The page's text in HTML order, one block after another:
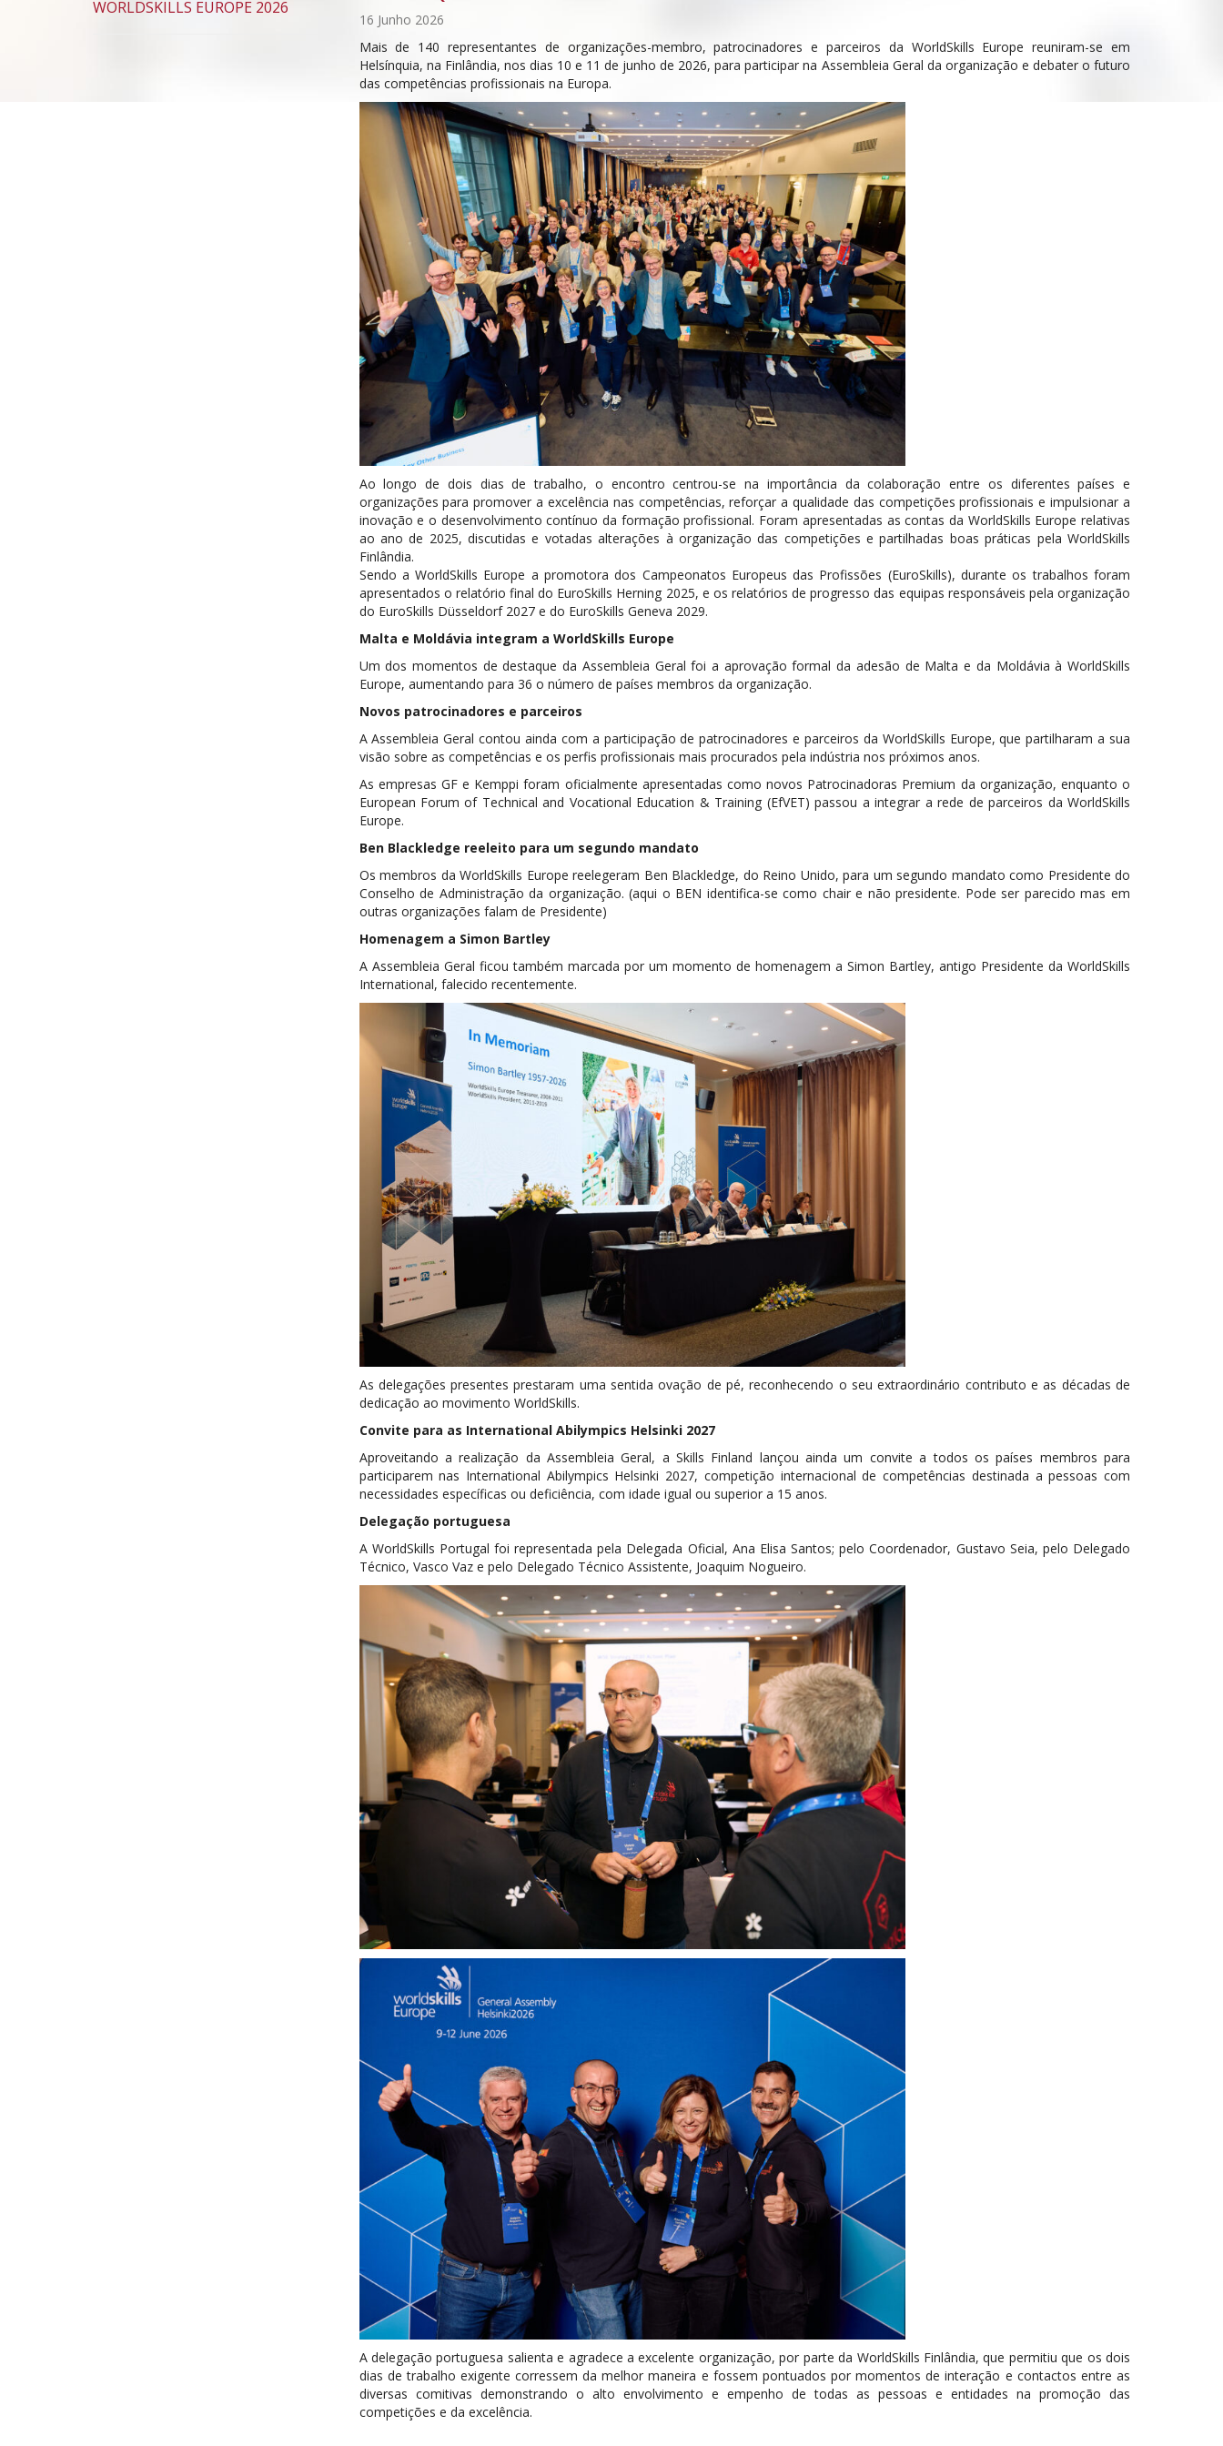
16 Junho 2026
Mais de 140 representantes de organizações-membro, patrocinadores e parceiros da WorldSkills Europe reuniram-se em
Helsínquia, na Finlândia, nos dias 10 e 11 de junho de 2026, para participar na Assembleia Geral da organização e debater o futuro
das competências profissionais na Europa.
Ao longo de dois dias de trabalho, o encontro centrou-se na importância da colaboração entre os diferentes países e
organizações para promover a excelência nas competências, reforçar a qualidade das competições profissionais e impulsionar a
inovação e o desenvolvimento contínuo da formação profissional. Foram apresentadas as contas da WorldSkills Europe relativas
ao ano de 2025, discutidas e votadas alterações à organização das competições e partilhadas boas práticas pela WorldSkills
Finlândia.
Sendo a WorldSkills Europe a promotora dos Campeonatos Europeus das Profissões (EuroSkills), durante os trabalhos foram
apresentados o relatório final do EuroSkills Herning 2025, e os relatórios de progresso das equipas responsáveis pela organização
do EuroSkills Düsseldorf 2027 e do EuroSkills Geneva 2029.
Malta e Moldávia integram a WorldSkills Europe
Um dos momentos de destaque da Assembleia Geral foi a aprovação formal da adesão de Malta e da Moldávia à WorldSkills
Europe, aumentando para 36 o número de países membros da organização.
Novos patrocinadores e parceiros
A Assembleia Geral contou ainda com a participação de patrocinadores e parceiros da WorldSkills Europe, que partilharam a sua
visão sobre as competências e os perfis profissionais mais procurados pela indústria nos próximos anos.
As empresas GF e Kemppi foram oficialmente apresentadas como novos Patrocinadoras Premium da organização, enquanto o
European Forum of Technical and Vocational Education & Training (EfVET) passou a integrar a rede de parceiros da WorldSkills
Europe.
Ben Blackledge reeleito para um segundo mandato
Os membros da WorldSkills Europe reelegeram Ben Blackledge, do Reino Unido, para um segundo mandato como Presidente do
Conselho de Administração da organização. (aqui o BEN identifica-se como chair e não presidente. Pode ser parecido mas em
outras organizações falam de Presidente)
Homenagem a Simon Bartley
A Assembleia Geral ficou também marcada por um momento de homenagem a Simon Bartley, antigo Presidente da WorldSkills
International, falecido recentemente.
As delegações presentes prestaram uma sentida ovação de pé, reconhecendo o seu extraordinário contributo e as décadas de
dedicação ao movimento WorldSkills.
Convite para as International Abilympics Helsinki 2027
Aproveitando a realização da Assembleia Geral, a Skills Finland lançou ainda um convite a todos os países membros para
participarem nas International Abilympics Helsinki 2027, competição internacional de competências destinada a pessoas com
necessidades específicas ou deficiência, com idade igual ou superior a 15 anos.
Delegação portuguesa
A WorldSkills Portugal foi representada pela Delegada Oficial, Ana Elisa Santos; pelo Coordenador, Gustavo Seia, pelo Delegado
Técnico, Vasco Vaz e pelo Delegado Técnico Assistente, Joaquim Nogueiro.
A delegação portuguesa salienta e agradece a excelente organização, por parte da WorldSkills Finlândia, que permitiu que os dois
dias de trabalho exigente corressem da melhor maneira e fossem pontuados por momentos de interação e contactos entre as
diversas comitivas demonstrando o alto envolvimento e empenho de todas as pessoas e entidades na promoção das
competições e da excelência.
WORLDSKILLS EUROPE 2026